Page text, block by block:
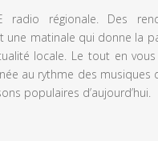
radio régionale. Des
une matinale qui donne la
locale. Le tout en
au rythme des musiques
populaires d’aujourd’hui.